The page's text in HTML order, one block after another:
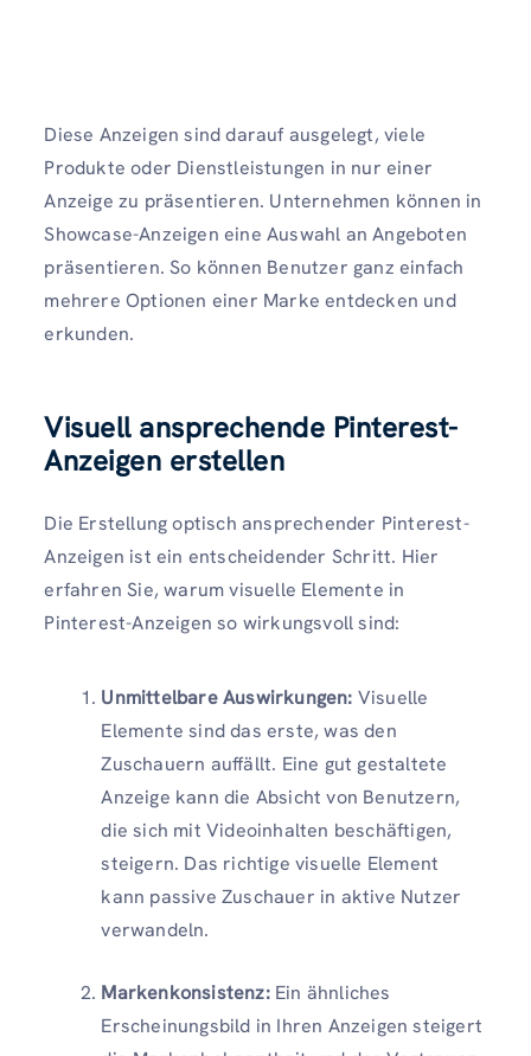
Diese Anzeigen sind darauf ausgelegt, viele
Produkte oder Dienstleistungen in nur einer
Anzeige zu präsentieren. Unternehmen können in
Showcase-Anzeigen eine Auswahl an Angeboten
präsentieren. So können Benutzer ganz einfach
mehrere Optionen einer Marke entdecken und
erkunden.
Visuell ansprechende Pinterest-
Anzeigen erstellen
Die Erstellung optisch ansprechender Pinterest-
Anzeigen ist ein entscheidender Schritt. Hier
erfahren Sie, warum visuelle Elemente in
Pinterest-Anzeigen so wirkungsvoll sind:
Unmittelbare Auswirkungen: Visuelle
Elemente sind das erste, was den
Zuschauern auffällt. Eine gut gestaltete
Anzeige kann die Absicht von Benutzern,
die sich mit Videoinhalten beschäftigen,
steigern. Das richtige visuelle Element
kann passive Zuschauer in aktive Nutzer
verwandeln.
Markenkonsistenz:Ein ähnliches
Erscheinungsbild in Ihren Anzeigen steigert